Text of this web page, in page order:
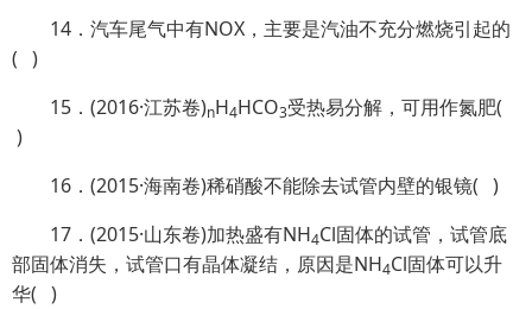
14．汽车尾气中有NOX，主要是汽油不充分燃烧引起的
( )
15．(2016·江苏卷)nH4HCO3受热易分解，可用作氮肥(
)
16．(2015·海南卷)稀硝酸不能除去试管内壁的银镜( )
17．(2015·山东卷)加热盛有NH4Cl固体的试管，试管底
部固体消失，试管口有晶体凝结，原因是NH4Cl固体可以升
华( )